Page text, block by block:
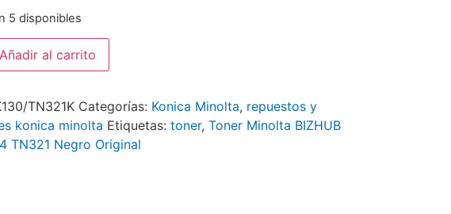
5 disponibles
Añadir al carrito
TN321K Categorías: Konica Minolta, repuestos y
konica minolta Etiquetas: toner, Toner Minolta BIZHUB
TN321 Negro Original